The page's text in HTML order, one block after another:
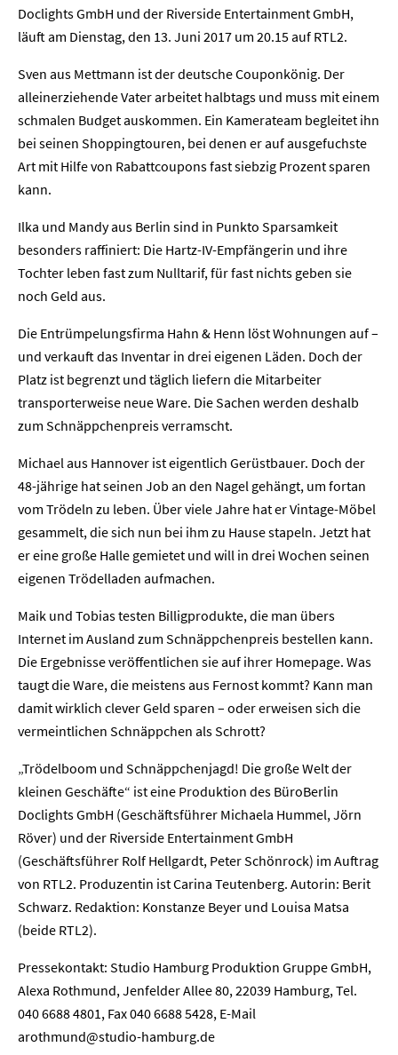
Doclights GmbH und der Riverside Entertainment GmbH,
läuft am Dienstag, den 13. Juni 2017 um 20.15 auf RTL2.
Sven aus Mettmann ist der deutsche Couponkönig. Der
alleinerziehende Vater arbeitet halbtags und muss mit einem
schmalen Budget auskommen. Ein Kamerateam begleitet ihn
bei seinen Shoppingtouren, bei denen er auf ausgefuchste
Art mit Hilfe von Rabattcoupons fast siebzig Prozent sparen
kann.
Ilka und Mandy aus Berlin sind in Punkto Sparsamkeit
besonders raffiniert: Die Hartz-IV-Empfängerin und ihre
Tochter leben fast zum Nulltarif, für fast nichts geben sie
noch Geld aus.
Die Entrümpelungsfirma Hahn & Henn löst Wohnungen auf –
und verkauft das Inventar in drei eigenen Läden. Doch der
Platz ist begrenzt und täglich liefern die Mitarbeiter
transporterweise neue Ware. Die Sachen werden deshalb
zum Schnäppchenpreis verramscht.
Michael aus Hannover ist eigentlich Gerüstbauer. Doch der
48-jährige hat seinen Job an den Nagel gehängt, um fortan
vom Trödeln zu leben. Über viele Jahre hat er Vintage-Möbel
gesammelt, die sich nun bei ihm zu Hause stapeln. Jetzt hat
er eine große Halle gemietet und will in drei Wochen seinen
eigenen Trödelladen aufmachen.
Maik und Tobias testen Billigprodukte, die man übers
Internet im Ausland zum Schnäppchenpreis bestellen kann.
Die Ergebnisse veröffentlichen sie auf ihrer Homepage. Was
taugt die Ware, die meistens aus Fernost kommt? Kann man
damit wirklich clever Geld sparen – oder erweisen sich die
vermeintlichen Schnäppchen als Schrott?
„Trödelboom und Schnäppchenjagd! Die große Welt der
kleinen Geschäfte“ ist eine Produktion des BüroBerlin
Doclights GmbH (Geschäftsführer Michaela Hummel, Jörn
Röver) und der Riverside Entertainment GmbH
(Geschäftsführer Rolf Hellgardt, Peter Schönrock) im Auftrag
von RTL2. Produzentin ist Carina Teutenberg. Autorin: Berit
Schwarz. Redaktion: Konstanze Beyer und Louisa Matsa
(beide RTL2).
Pressekontakt: Studio Hamburg Produktion Gruppe GmbH,
Alexa Rothmund, Jenfelder Allee 80, 22039 Hamburg, Tel.
040 6688 4801, Fax 040 6688 5428, E-Mail
arothmund@studio-hamburg.de
Home
Unternehmen
Presse
Karriere
Kontakt
Newsletter